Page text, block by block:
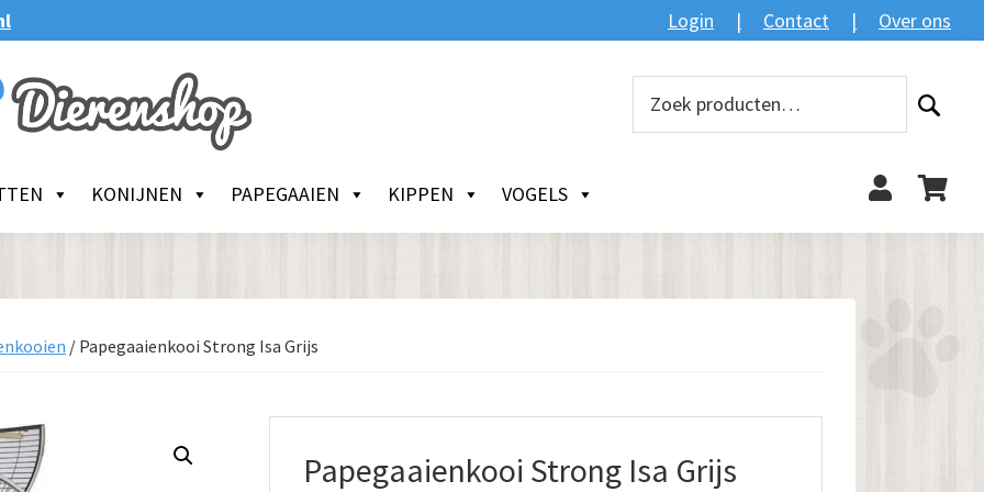
Login Contact Over ons
KONIJNEN PAPEGAAIEN KIPPEN VOGELS
Zoeken
/ Papegaaienkooi Strong Isa Grijs
Papegaaienkooi Strong Isa Grijs